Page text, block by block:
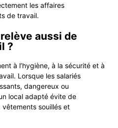
les affaires
de travail.
aussi de
?
à l’hygiène, à la sécurité et à
Lorsque les salariés
dangereux ou
local adapté évite de
vêtements souillés et